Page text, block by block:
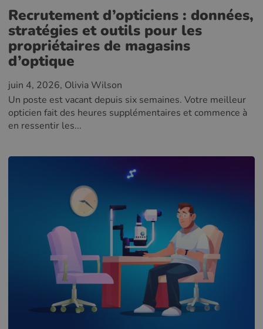
Recrutement d’opticiens : données,
stratégies et outils pour les
propriétaires de magasins
d’optique
juin 4, 2026, Olivia Wilson
Un poste est vacant depuis six semaines. Votre meilleur
opticien fait des heures supplémentaires et commence à
en ressentir les...